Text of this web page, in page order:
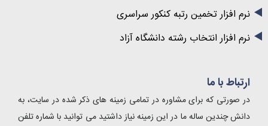
نرم افزار تخمین رتبه کنکور سراسری
نرم افزار انتخاب رشته دانشگاه آزاد
ارتباط با ما
در صورتی که برای مشاوره در تمامی زمینه های ذکر شده در سایت، به
دانش چندین ساله ما در این زمینه نیاز داشتید می توانید با شماره تلفن